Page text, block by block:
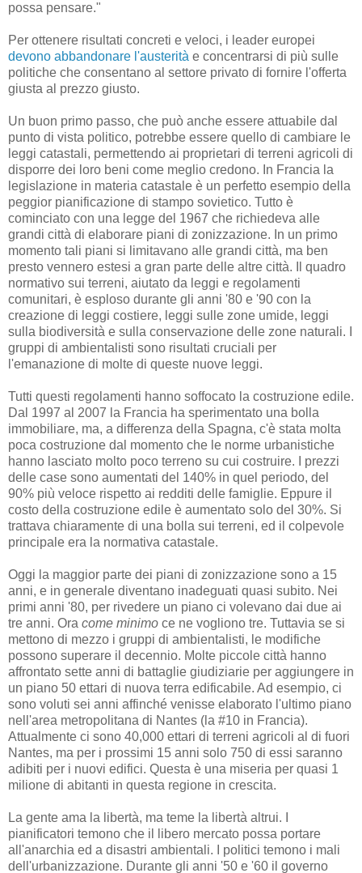
possa pensare."
Per ottenere risultati concreti e veloci, i leader europei
devono abbandonare l'austerità e concentrarsi di più sulle
politiche che consentano al settore privato di fornire l'offerta
giusta al prezzo giusto.
Un buon primo passo, che può anche essere attuabile dal
punto di vista politico, potrebbe essere quello di cambiare le
leggi catastali, permettendo ai proprietari di terreni agricoli di
disporre dei loro beni come meglio credono. In Francia la
legislazione in materia catastale è un perfetto esempio della
peggior pianificazione di stampo sovietico. Tutto è
cominciato con una legge del 1967 che richiedeva alle
grandi città di elaborare piani di zonizzazione. In un primo
momento tali piani si limitavano alle grandi città, ma ben
presto vennero estesi a gran parte delle altre città. Il quadro
normativo sui terreni, aiutato da leggi e regolamenti
comunitari, è esploso durante gli anni '80 e '90 con la
creazione di leggi costiere, leggi sulle zone umide, leggi
sulla biodiversità e sulla conservazione delle zone naturali. I
gruppi di ambientalisti sono risultati cruciali per
l'emanazione di molte di queste nuove leggi.
Tutti questi regolamenti hanno soffocato la costruzione edile.
Dal 1997 al 2007 la Francia ha sperimentato una bolla
immobiliare, ma, a differenza della Spagna, c'è stata molta
poca costruzione dal momento che le norme urbanistiche
hanno lasciato molto poco terreno su cui costruire. I prezzi
delle case sono aumentati del 140% in quel periodo, del
90% più veloce rispetto ai redditi delle famiglie. Eppure il
costo della costruzione edile è aumentato solo del 30%. Si
trattava chiaramente di una bolla sui terreni, ed il colpevole
principale era la normativa catastale.
Oggi la maggior parte dei piani di zonizzazione sono a 15
anni, e in generale diventano inadeguati quasi subito. Nei
primi anni '80, per rivedere un piano ci volevano dai due ai
tre anni. Ora come minimo ce ne vogliono tre. Tuttavia se si
mettono di mezzo i gruppi di ambientalisti, le modifiche
possono superare il decennio. Molte piccole città hanno
affrontato sette anni di battaglie giudiziarie per aggiungere in
un piano 50 ettari di nuova terra edificabile. Ad esempio, ci
sono voluti sei anni affinché venisse elaborato l'ultimo piano
nell'area metropolitana di Nantes (la #10 in Francia).
Attualmente ci sono 40,000 ettari di terreni agricoli al di fuori
Nantes, ma per i prossimi 15 anni solo 750 di essi saranno
adibiti per i nuovi edifici. Questa è una miseria per quasi 1
milione di abitanti in questa regione in crescita.
La gente ama la libertà, ma teme la libertà altrui. I
pianificatori temono che il libero mercato possa portare
all'anarchia ed a disastri ambientali. I politici temono i mali
dell'urbanizzazione. Durante gli anni '50 e '60 il governo